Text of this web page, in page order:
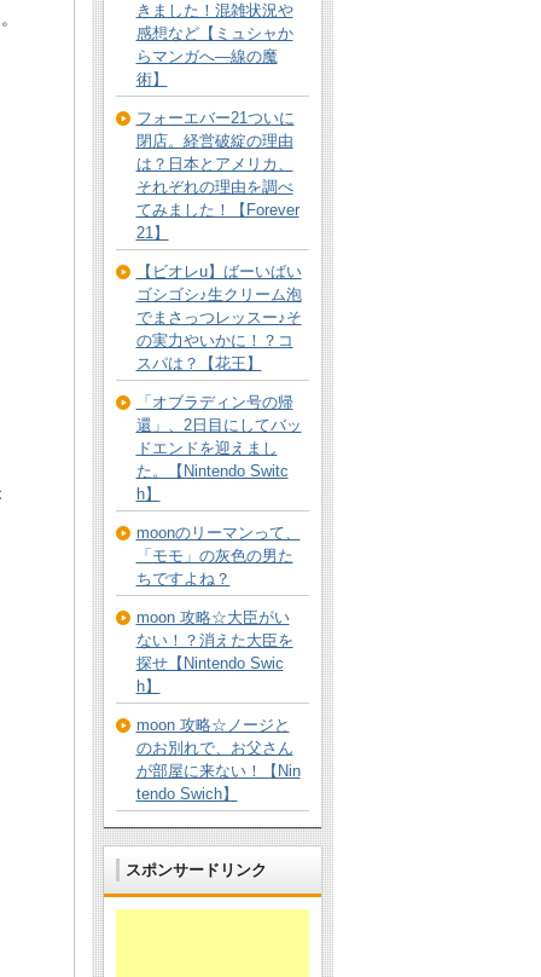
きました！混雑状況や
感想など【ミュシャか
らマンガへ―線の魔
術】
フォーエバー21ついに
閉店。経営破綻の理由
は？日本とアメリカ、
それぞれの理由を調べ
てみました！【Forever
21】
【ビオレu】ばーいばい
ゴシゴシ♪生クリーム泡
でまさっつレッスー♪そ
の実力やいかに！？コ
スパは？【花王】
「オブラディン号の帰
還」、2日目にしてバッ
ドエンドを迎えまし
た。【Nintendo Switc
h】
moonのリーマンって、
「モモ」の灰色の男た
ちですよね？
moon 攻略☆大臣がい
ない！？消えた大臣を
探せ【Nintendo Swic
h】
moon 攻略☆ノージと
のお別れで、お父さん
が部屋に来ない！【Nin
tendo Swich】
スポンサードリンク